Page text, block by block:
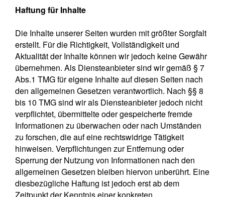
Haftung für Inhalte
Die Inhalte unserer Seiten wurden mit größter Sorgfalt
erstellt. Für die Richtigkeit, Vollständigkeit und
Aktualität der Inhalte können wir jedoch keine Gewähr
übernehmen. Als Diensteanbieter sind wir gemäß § 7
Abs.1 TMG für eigene Inhalte auf diesen Seiten nach
den allgemeinen Gesetzen verantwortlich. Nach §§ 8
bis 10 TMG sind wir als Diensteanbieter jedoch nicht
verpflichtet, übermittelte oder gespeicherte fremde
Informationen zu überwachen oder nach Umständen
zu forschen, die auf eine rechtswidrige Tätigkeit
hinweisen. Verpflichtungen zur Entfernung oder
Sperrung der Nutzung von Informationen nach den
allgemeinen Gesetzen bleiben hiervon unberührt. Eine
diesbezügliche Haftung ist jedoch erst ab dem
Zeitpunkt der Kenntnis einer konkreten